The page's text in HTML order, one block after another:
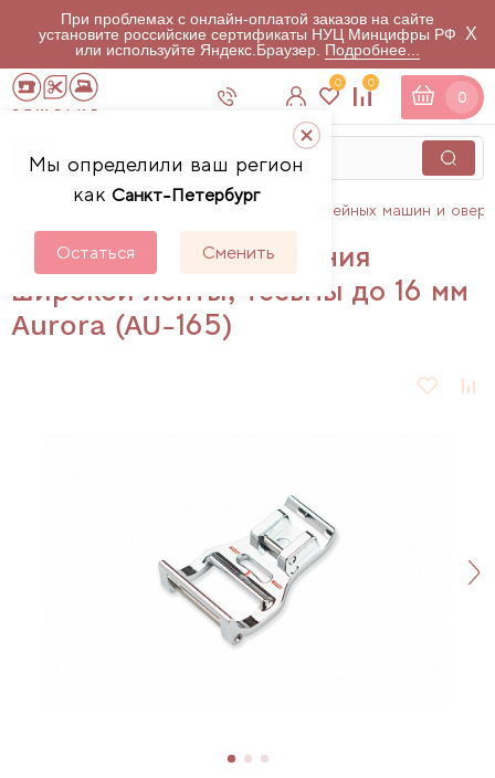
При проблемах с онлайн-оплатой заказов на сайте
установите российские сертификаты НУЦ Минцифры РФ
или используйте Яндекс.Браузер. Подробнее...
X
Мы определили ваш регион
как Санкт-Петербург
Остаться Сменить
0 0
0
Аксессуары для швейных машин и
Лапка для настрачивания
широкой ленты, тесьмы до 16 мм
Aurora (AU-165)